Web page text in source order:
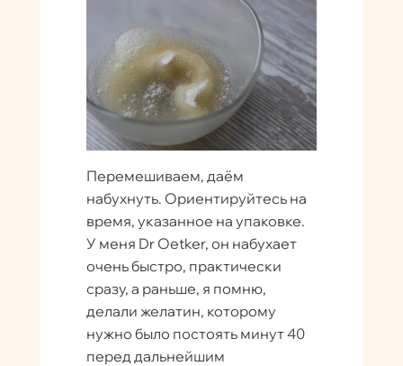
Перемешиваем, даём
набухнуть. Ориентируйтесь на
время, указанное на упаковке.
У меня Dr Oetker, он набухает
очень быстро, практически
сразу, а раньше, я помню,
делали желатин, которому
нужно было постоять минут 40
перед дальнейшим